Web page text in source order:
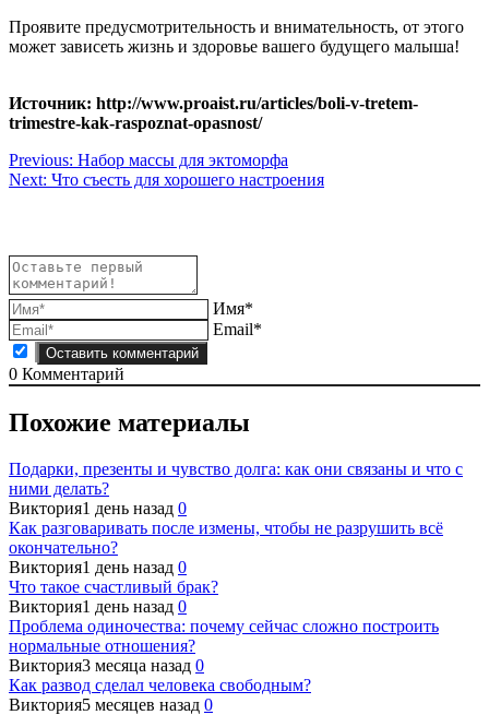
Проявите предусмотрительность и внимательность, от этого
может зависеть жизнь и здоровье вашего будущего малыша!
Источник: http://www.proaist.ru/articles/boli-v-tretem-
trimestre-kak-raspoznat-opasnost/
Навигация
по
Previous: Набор массы для эктоморфа
Next: Что съесть для хорошего настроения
Имя*
Email*
0 Комментарий
Похожие материалы
Подарки, презенты и чувство долга: как они связаны и что с
ними делать?
Виктория1 день назад 0
Как разговаривать после измены, чтобы не разрушить всё
окончательно?
Виктория1 день назад 0
Что такое счастливый брак?
Виктория1 день назад 0
Проблема одиночества: почему сейчас сложно построить
нормальные отношения?
Виктория3 месяца назад 0
Как развод сделал человека свободным?
Виктория5 месяцев назад 0